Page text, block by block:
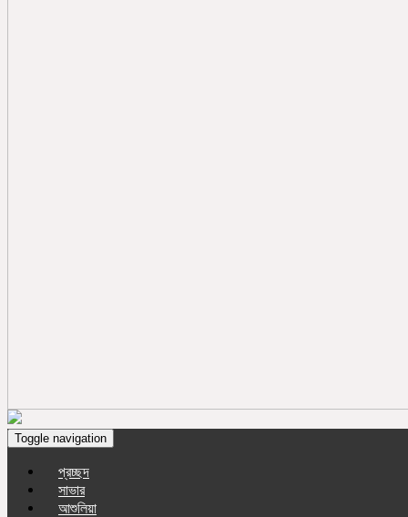
Toggle navigation
প্রচ্ছদ
সাভার
আশুলিয়া